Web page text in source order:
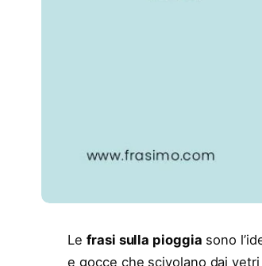
Lefrasi sulla pioggia sono
e gocce che scivolano dai